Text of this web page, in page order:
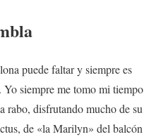
puede faltar y siempre es
Yo siempre me tomo mi tiempo
rabo, disfrutando mucho de su
de «la Marilyn» del balcón